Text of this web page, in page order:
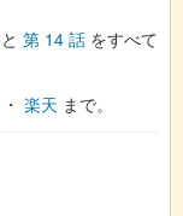
と 第 14 話 をすべて
・ 楽天 まで。